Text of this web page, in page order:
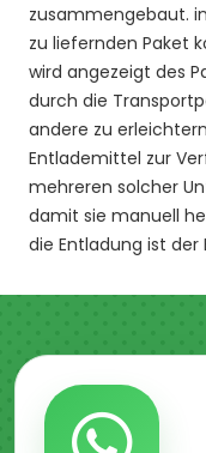
zusammengebaut.
zu liefernden Paket
wird angezeigt des
durch die
andere zu
Entlademittel zur
mehreren solcher
damit sie manuell
die Entladung ist